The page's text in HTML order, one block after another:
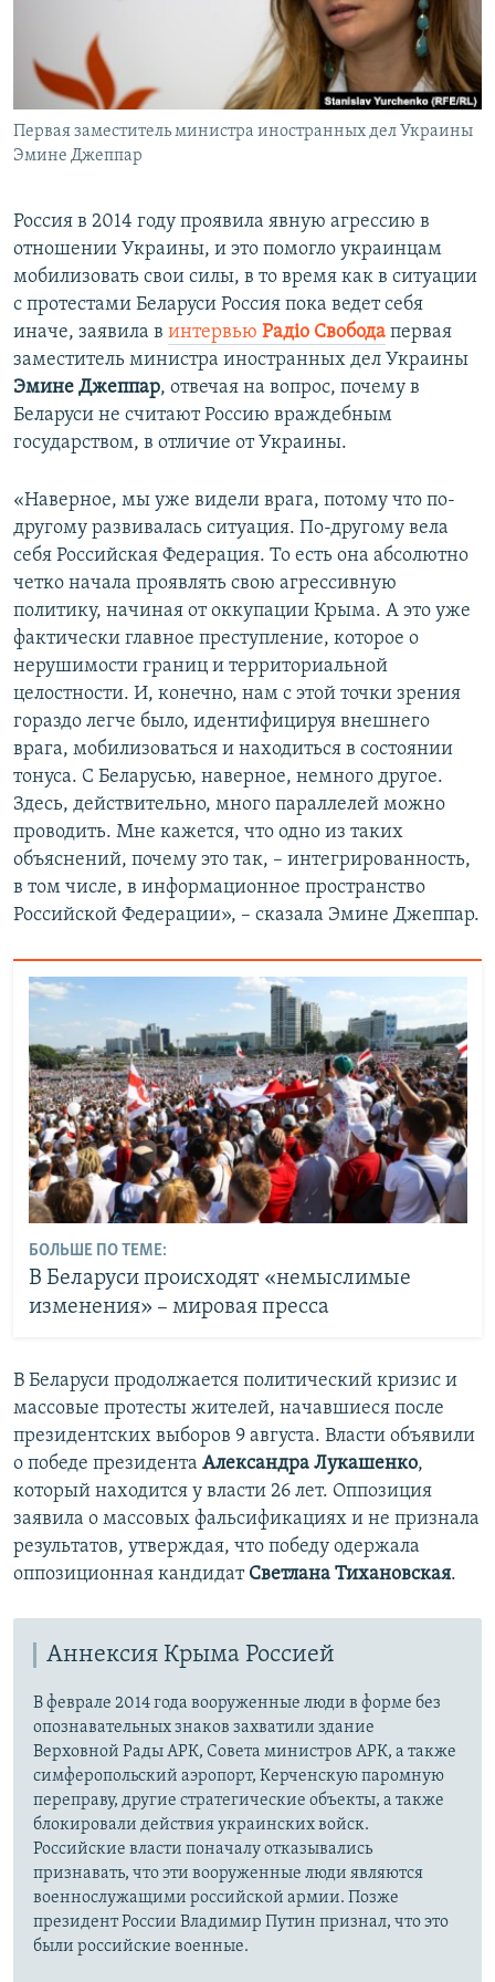
КРЫМ.НЕПОКОРЕННЫЙ
ELIFBE
УКРАИНСКАЯ ПРОБЛЕМА КРЫМА
Все сайты RFE/RL
Первая заместитель министра иностранных дел Украины
Эмине Джеппар
Россия в 2014 году проявила явную агрессию в
отношении Украины, и это помогло украинцам
мобилизовать свои силы, в то время как в ситуации
с протестами Беларуси Россия пока ведет себя
иначе, заявила в интервью Радiо Свобода первая
заместитель министра иностранных дел Украины
Эмине Джеппар, отвечая на вопрос, почему в
Беларуси не считают Россию враждебным
государством, в отличие от Украины.
«Наверное, мы уже видели врага, потому что по-
другому развивалась ситуация. По-другому вела
себя Российская Федерация. То есть она абсолютно
четко начала проявлять свою агрессивную
политику, начиная от оккупации Крыма. А это уже
фактически главное преступление, которое о
нерушимости границ и территориальной
целостности. И, конечно, нам с этой точки зрения
гораздо легче было, идентифицируя внешнего
врага, мобилизоваться и находиться в состоянии
тонуса. С Беларусью, наверное, немного другое.
Здесь, действительно, много параллелей можно
проводить. Мне кажется, что одно из таких
объяснений, почему это так, – интегрированность,
в том числе, в информационное пространство
Российской Федерации», – сказала Эмине Джеппар.
БОЛЬШЕ ПО ТЕМЕ:
В Беларуси происходят «немыслимые
изменения» – мировая пресса
В Беларуси продолжается политический кризис и
массовые протесты жителей, начавшиеся после
президентских выборов 9 августа. Власти объявили
о победе президента Александра Лукашенко,
который находится у власти 26 лет. Оппозиция
заявила о массовых фальсификациях и не признала
результатов, утверждая, что победу одержала
оппозиционная кандидат Светлана Тихановская.
Аннексия Крыма Россией
В феврале 2014 года вооруженные люди в форме без
опознавательных знаков захватили здание
Верховной Рады АРК, Совета министров АРК, а также
симферопольский аэропорт, Керченскую паромную
переправу, другие стратегические объекты, а также
блокировали действия украинских войск.
Российские власти поначалу отказывались
признавать, что эти вооруженные люди являются
военнослужащими российской армии. Позже
президент России Владимир Путин признал, что это
были российские военные.